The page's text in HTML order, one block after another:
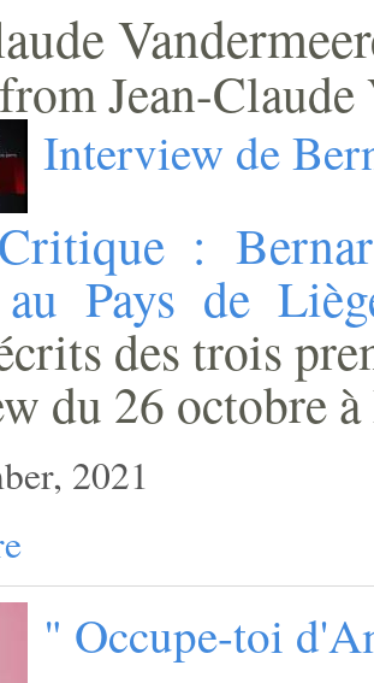
Jean-Claude
Interview de
Critique :
au Pays de
des trois
du 26 octobre
2021
" Occupe-toi